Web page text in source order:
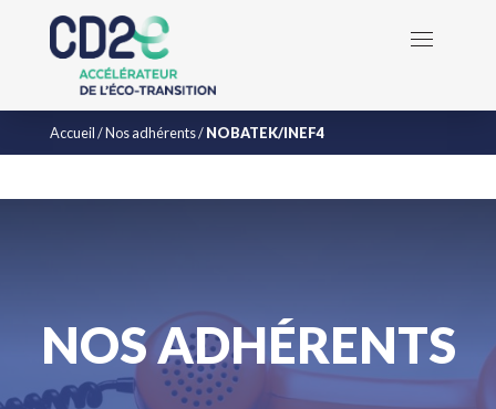
Accueil/Nos adhérents/NOBATEK/INEF4
NOS ADHÉRENTS